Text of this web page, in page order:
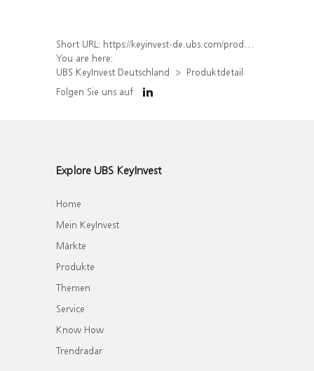
Short URL: https://keyinvest-de.ubs.com/produkt/detail/index/isin/DE000WA8ZTU9
You are here:
UBS KeyInvest Deutschland
Produktdetail
Folgen Sie uns auf
Explore UBS KeyInvest
Home
Mein KeyInvest
Märkte
Produkte
Themen
Service
Know How
Trendradar